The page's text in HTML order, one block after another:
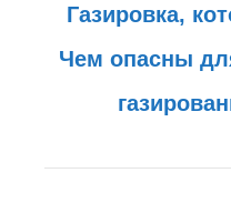
Газировка,
Чем опасны